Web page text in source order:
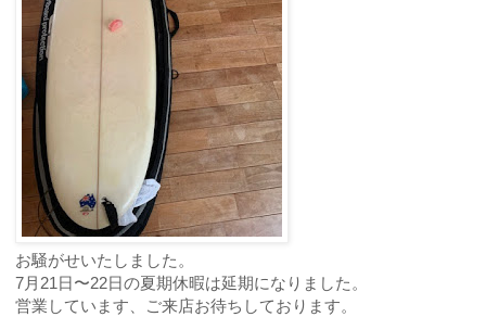
お騒がせいたしました。
7月21日〜22日の夏期休暇は延期になりました。
営業しています、ご来店お待ちしております。